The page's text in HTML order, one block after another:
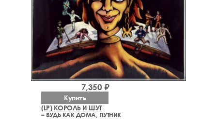
(LP) КОРОЛЬ И ШУТ
– БУДЬ КАК ДОМА, ПУТНИК
7,350 ₽
Купить